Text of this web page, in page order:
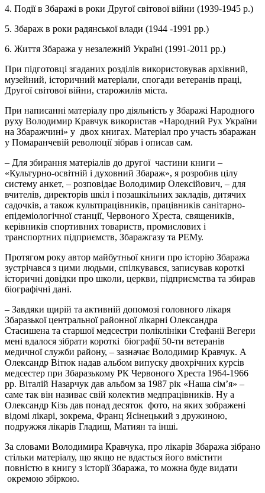
4. Події в Збаражі в роки Другої світової війни (1939-1945 р.)
5. Збараж в роки радянської влади (1944 -1991 рр.)
6. Життя Збаража у незалежній Україні (1991-2011 рр.)
При підготовці згаданих розділів використовував архівний,
музейний, історичний матеріали, спогади ветеранів праці,
Другої світової війни, старожилів міста.
При написанні матеріалу про діяльність у Збаражі Народного
руху Володимир Кравчук використав «Народний Рух України
на Збаражчині» у двох книгах. Матеріал про участь збаражан
у Помаранчевій революції зібрав і описав сам.
– Для збирання матеріалів до другої частини книги –
«Культурно-освітній і духовний Збараж», я розробив цілу
систему анкет, – розповідає Володимир Олексійович, – для
вчителів, директорів шкіл і позашкільних закладів, дитячих
садочків, а також культпрацівників, працівників санітарно-
епідеміологічної станції, Червоного Хреста, священиків,
керівників спортивних товариств, промислових і
транспортних підприємств, Збаражгазу та РЕМу.
Протягом року автор майбутньої книги про історію Збаража
зустрічався з цими людьми, спілкувався, записував короткі
історичні довідки про школи, церкви, підприємства та збирав
біографічні дані.
– Завдяки щирій та активній допомозі головного лікаря
Збаразької центральної районної лікарні Олександра
Стасишена та старшої медсестри поліклініки Стефанії Вегери
мені вдалося зібрати короткі біографії 50-ти ветеранів
медичної служби району, – зазначає Володимир Кравчук. А
Олександр Вітюк надав альбом випуску двохрічних курсів
медсестер при Збаразькому РК Червоного Хреста 1964-1966
рр. Віталій Назарчук дав альбом за 1987 рік «Наша сім’я» –
саме так він називає свій колектив медпрацівників. Ну а
Олександр Кізь дав понад десяток фото, на яких зображені
відомі лікарі, зокрема, Франц Ясінецький з дружиною,
подружжя лікарів Гладиш, Матиян та інші.
За словами Володимира Кравчука, про лікарів Збаража зібрано
стільки матеріалу, що якщо не вдасться його вмістити
повністю в книгу з історії Збаража, то можна буде видати
окремою збіркою.